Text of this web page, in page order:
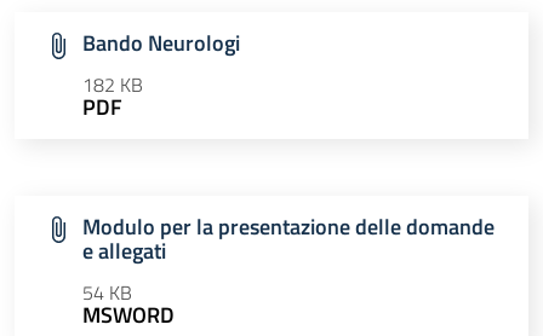
Bando Neurologi
182 KB
PDF
Modulo per la presentazione delle domande
e allegati
54 KB
MSWORD